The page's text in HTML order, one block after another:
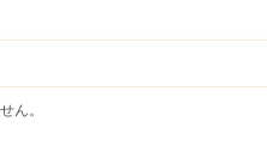
ん。